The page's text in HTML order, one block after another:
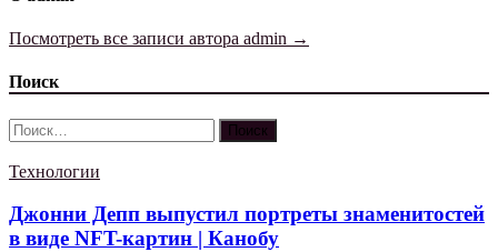
Посмотреть все записи автора admin →
Поиск
Найти:
Технологии
Джонни Депп выпустил портреты знаменитостей
в виде NFT-картин | Канобу